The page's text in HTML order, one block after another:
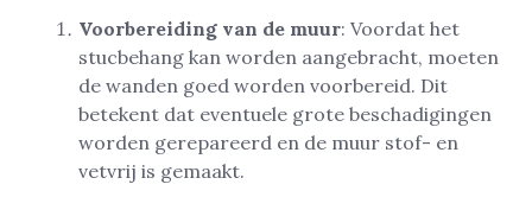
Voorbereiding van de muur: Voordat het
stucbehang kan worden aangebracht, moeten
de wanden goed worden voorbereid. Dit
betekent dat eventuele grote beschadigingen
worden gerepareerd en de muur stof- en
vetvrij is gemaakt.